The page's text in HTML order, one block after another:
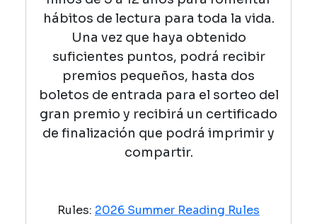
hábitos de lectura para toda la vida.
Una vez que haya obtenido
suficientes puntos, podrá recibir
premios pequeños, hasta dos
boletos de entrada para el sorteo del
gran premio y recibirá un certificado
de finalización que podrá imprimir y
compartir.
Rules: 2026 Summer Reading Rules